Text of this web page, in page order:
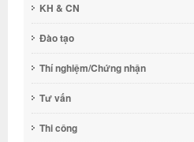
KH & CN
Đào tạo
Thí nghiệm/Chứng nhận
Tư vấn
Thi công